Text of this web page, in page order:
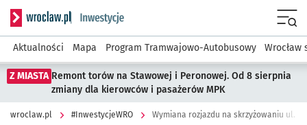
Serwis informacyjny wroclaw.pl podserwis:
Aktualności Mapa Program Tramwajowo-Autobusowy Wrocław
Z MIASTA Remont torów na Stawowej i Peronowej. Od 8 sierpnia
zmiany dla kierowców i pasażerów MPK
wroclaw.pl #InwestycjeWRO Wymiana rozjazdu na skrzyżowaniu ul.